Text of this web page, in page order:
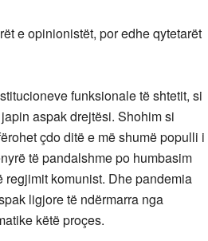
e opinionistët, por edhe qytetarët
funksionale të shtetit, si
aspak drejtësi. Shohim si
çdo ditë e më shumë populli i
të pandalshme po humbasim
regjimit komunist. Dhe pandemia
ligjore të ndërmarra nga
këtë proçes.